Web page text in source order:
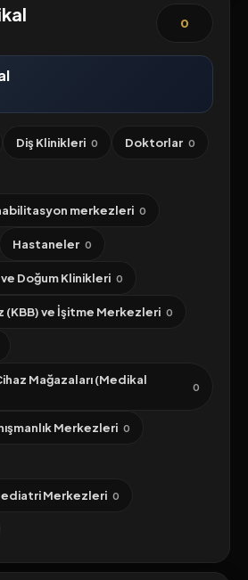
0
Diş Klinikleri 0 Doktorlar 0
merkezleri 0
Hastaneler 0
ve Doğum Klinikleri 0
(KBB) ve İşitme Merkezleri 0
Mağazaları (Medikal
0
Merkezleri 0
Merkezleri 0